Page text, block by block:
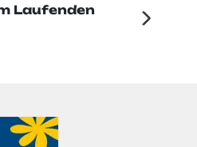
Laufenden